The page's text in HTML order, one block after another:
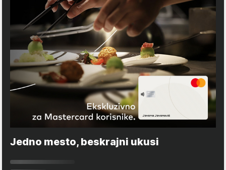
Jedno mesto, beskrajni ukusi